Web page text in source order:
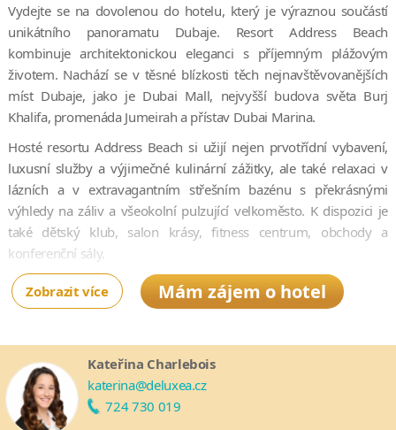
Vydejte se na dovolenou do hotelu, který je výraznou součástí
unikátního panoramatu Dubaje. Resort Address Beach
kombinuje architektonickou eleganci s příjemným plážovým
životem. Nachází se v těsné blízkosti těch nejnavštěvovanějších
míst Dubaje, jako je Dubai Mall, nejvyšší budova světa Burj
Khalifa, promenáda Jumeirah a přístav Dubai Marina.
Hosté resortu Address Beach si užijí nejen prvotřídní vybavení,
luxusní služby a výjimečné kulinární zážitky, ale také relaxaci v
lázních a v extravagantním střešním bazénu s překrásnými
výhledy na záliv a všeokolní pulzující velkoměsto. K dispozici je
také dětský klub, salon krásy, fitness centrum, obchody a
konferenční sály.
Jelikož se resort nachází přímo na pláži Jumeirah, najdete v jeho
těsné blízkosti vše potřebné. Lákat vás bude bezpočet obchodů,
budete mít i obří ruské kolo Ain Dubai. A pokud budete mít chuť
objevovat i jiné kouty Dubaje, snadno se přemístíte díky rozsáhlé
síti tramvajových spojení a sítě metra.
Resort se nachází 35 km od mezinárodního letiště v Dubaji.
Zobrazit více Mám zájem o hotel
Kateřina Charlebois
katerina@deluxea.cz
724 730 019